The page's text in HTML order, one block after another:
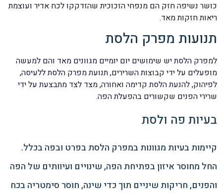
כושר נשיפה חזק הם מנפחי הזכוכית שהזדקקו לכח אדיר ועוצמת
ריאות חזקות מאד.
תנועות מפרק הלסת
למפרק הלסת יש שימושים יום יומיים מגוונים מאד והם למעשה
מופעלים על ידי קבוצות השרירים, תנועת מפרק הלסת ללעיסה,
לפיהוק, להנעת הלסת קדימה ואחורה, מצד לצד מתבצעת על ידי
שרירי הפנים שקשורים בהפעלת הפה.
בעיות פה ולסת
קיימות בעיות מגוונות במפרק הלסת בפרט ובפה בכלל.
החל מחוסר איזון בפתיחת הפה, שינויים ועיוותים של הפה
והפנים, חריקות שיניים תוך כדי שינה, חוסר סימטריה בכח